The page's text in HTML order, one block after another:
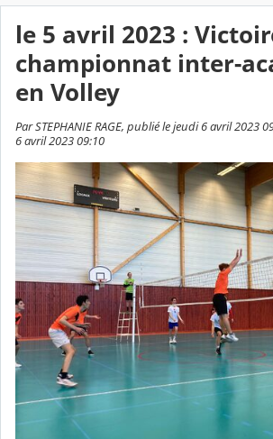
le 5 avril 2023 :
championnat inter-
en Volley
Par STEPHANIE RAGE, publié le jeudi 6 avril 2023
6 avril 2023 09:10